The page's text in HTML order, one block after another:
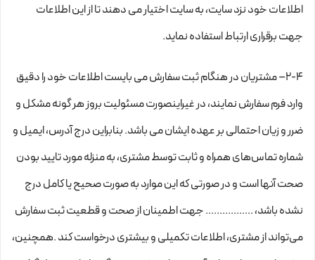
اطلاعات خود نزد سایت، به سایت اختیار می دهند تا از این اطلاعات
جهت برقراری ارتباط استفاده نماید.
2-۴– مشتریان در هنگام ثبت سفارش می بایست اطلاعات خود را دقیق
وارد فرم سفارش نمایند، در غیراینصورت مسئولیت بروز هر گونه مشکل و
ضرر و زیان احتمالی بر عهده ایشان می باشد. بنابراین درج آدرس، ایمیل و
شماره تماس‌های همراه و ثابت توسط مشتری، به منزله مورد تایید بودن
صحت آنها است و در صورتی که این موارد به صورت صحیح یا کامل درج
نشده باشد، ................. جهت اطمینان از صحت و قطعیت ثبت سفارش
می‌تواند از مشتری، اطلاعات تکمیلی و بیشتری درخواست کند .همچنین،